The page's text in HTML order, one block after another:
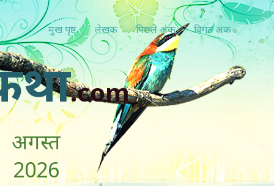
मुख पृष्ठ लेखक पिछ्ले अंक विगत अंक
.com
अगस्त
2026